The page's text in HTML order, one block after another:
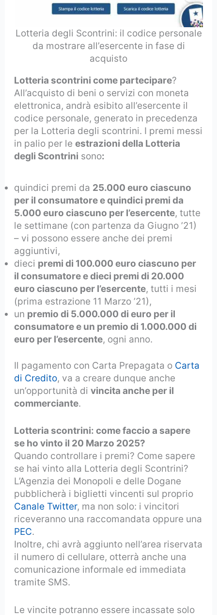
Lotteria degli Scontrini: il codice personale
da mostrare all’esercente in fase di
acquisto
Lotteria scontrini come partecipare?
All’acquisto di beni o servizi con moneta
elettronica, andrà esibito all’esercente il
codice personale, generato in precedenza
per la Lotteria degli scontrini. I premi messi
in palio per leestrazioni della Lotteria
degli Scontrini sono:
quindici premi da 25.000 euro ciascuno
per il consumatore e quindici premi da
5.000 euro ciascuno per l’esercente, tutte
le settimane (con partenza da Giugno ’21)
– vi possono essere anche dei premi
aggiuntivi,
dieci premi di 100.000 euro ciascuno per
il consumatore e dieci premi di 20.000
euro ciascuno per l’esercente, tutti i mesi
(prima estrazione 11 Marzo ’21),
un premio di 5.000.000 di euro per il
consumatore e un premio di 1.000.000 di
euro per l’esercente, ogni anno.
Il pagamento con Carta Prepagata o Carta
di Credito, va a creare dunque anche
un’opportunità divincita anche per il
commerciante.
Lotteria scontrini: come faccio a sapere
se ho vinto il 20 Marzo 2025?
Quando controllare i premi? Come sapere
se hai vinto alla Lotteria degli Scontrini?
L’Agenzia dei Monopoli e delle Dogane
pubblicherà i biglietti vincenti sul proprio
Canale Twitter, ma non solo: i vincitori
riceveranno una raccomandata oppure una
PEC.
Inoltre, chi avrà aggiunto nell’area riservata
il numero di cellulare, otterrà anche una
comunicazione informale ed immediata
tramite SMS.
Le vincite potranno essere incassate solo